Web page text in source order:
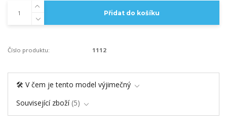
Přidat do košíku
Číslo produktu: 1112
🛠️ V čem je tento model výjimečný
Související zboží 5